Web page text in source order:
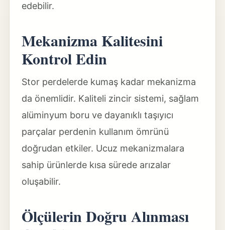
edebilir.
Mekanizma Kalitesini
Kontrol Edin
Stor perdelerde kumaş kadar mekanizma
da önemlidir. Kaliteli zincir sistemi, sağlam
alüminyum boru ve dayanıklı taşıyıcı
parçalar perdenin kullanım ömrünü
doğrudan etkiler. Ucuz mekanizmalara
sahip ürünlerde kısa sürede arızalar
oluşabilir.
Ölçülerin Doğru Alınması